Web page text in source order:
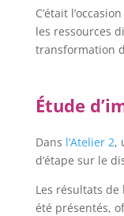
C’était
les ressources
transformation
Étude
Dans l’Atelier 2,
d’étape sur le
Les résultats de
été présentés,